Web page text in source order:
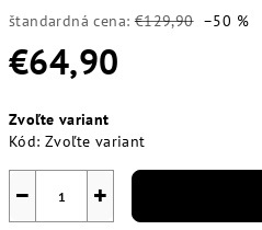
štandardná cena: €129,90 –50 %
€64,90
cena:
Zvoľte variant
Kód: Zvoľte variant
+
−